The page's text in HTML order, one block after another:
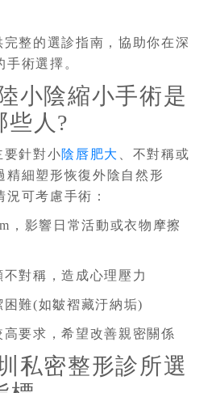
整的選診指南，協助你在深
術選擇。
小陰縮小手術是
些人?
要針對小陰唇肥大
、不對稱或
精細塑形恢復外陰自然形
可考慮手術：
，影響日常活動或衣物摩擦
對稱，造成心理壓力
困難(如皺褶藏汙納垢)
要求，希望改善親密關係
私密整形診所選